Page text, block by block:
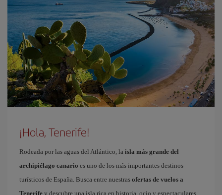
¡Hola, Tenerife!
Rodeada por las aguas del Atlántico, la isla más grande del
archipiélago canario es uno de los más importantes destinos
turísticos de España. Busca entre nuestras ofertas de vuelos a
Tenerife y descubre una isla rica en historia, ocio y espectaculares